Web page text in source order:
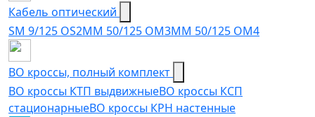
Кабель оптический
SM 9/125 OS2MM 50/125 OM3MM 50/125 OM4
ВО кроссы, полный комплект
ВО кроссы КТП выдвижныеВО кроссы КСП
стационарныеВО кроссы КРН настенные